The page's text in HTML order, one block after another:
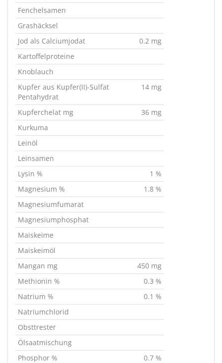
Fenchelsamen
Grashäcksel
Jod als Calciumjodat
0.2 mg
Kartoffelproteine
Knoblauch
Kupfer aus Kupfer(II)-Sulfat
Pentahydrat
14 mg
Kupferchelat mg
36 mg
Kurkuma
Leinöl
Leinsamen
Lysin %
1 %
Magnesium %
1.8 %
Magnesiumfumarat
Magnesiumphosphat
Maiskeime
Maiskeimöl
Mangan mg
450 mg
Methionin %
0.3 %
Natrium %
0.1 %
Natriumchlorid
Obsttrester
Ölsaatmischung
Phosphor %
0.7 %